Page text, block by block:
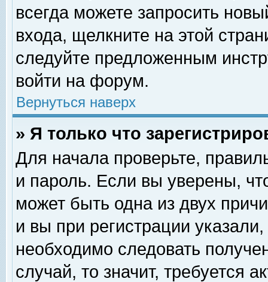
всегда можете запросить
входа, щелкните на этой
следуйте предложенным
войти на форум.
Вернуться наверх
» Я только что
Для начала проверьте,
и пароль. Если вы уверены,
может быть одна из двух
и вы при регистрации
необходимо следовать
случай, то значит, требуется